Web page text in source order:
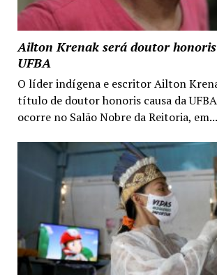
Ailton Krenak será doutor honoris
UFBA
O líder indígena e escritor Ailton
título de doutor honoris causa da
ocorre no Salão Nobre da Reitoria, em...